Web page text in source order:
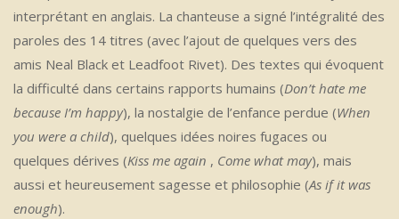
interprétant en anglais. La chanteuse a signé l’intégralité des
paroles des 14 titres (avec l’ajout de quelques vers des
amis Neal Black et Leadfoot Rivet). Des textes qui évoquent
la difficulté dans certains rapports humains (Don’t hate me
because I’m happy), la nostalgie de l’enfance perdue (When
you were a child), quelques idées noires fugaces ou
quelques dérives (Kiss me again , Come what may), mais
aussi et heureusement sagesse et philosophie (As if it was
enough).